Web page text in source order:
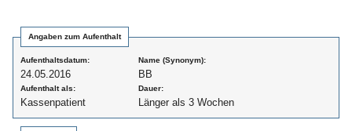
Angaben zum Aufenthalt
Aufenthaltsdatum:
24.05.2016
Name (Synonym):
BB
Aufenthalt als:
Kassenpatient
Dauer:
Länger als 3 Wochen